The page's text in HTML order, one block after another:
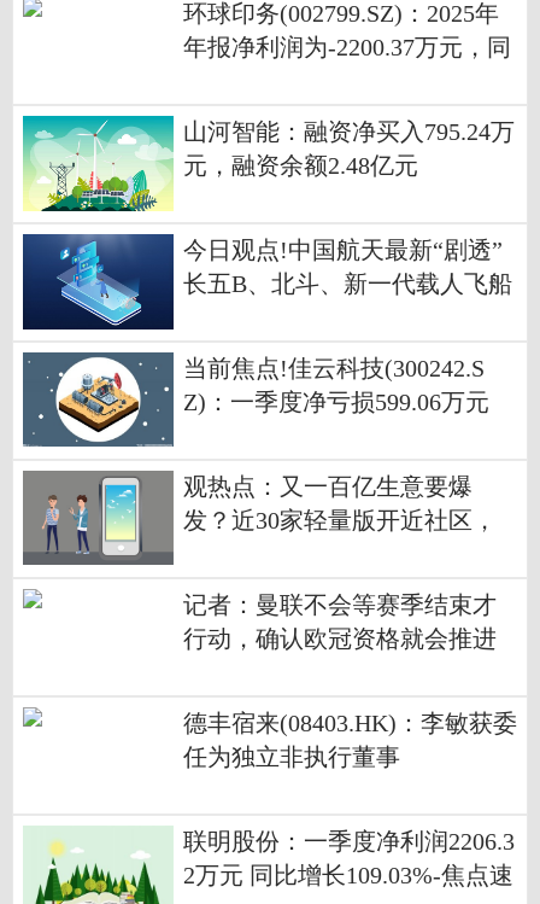
环球印务(002799.SZ)：2025年
年报净利润为-2200.37万元，同
山河智能：融资净买入795.24万
元，融资余额2.48亿元
今日观点!中国航天最新“剧透”
长五B、北斗、新一代载人飞船
当前焦点!佳云科技(300242.S
Z)：一季度净亏损599.06万元
观热点：又一百亿生意要爆
发？近30家轻量版开近社区，
记者：曼联不会等赛季结束才
行动，确认欧冠资格就会推进
德丰宿来(08403.HK)：李敏获委
任为独立非执行董事
联明股份：一季度净利润2206.3
2万元 同比增长109.03%-焦点速